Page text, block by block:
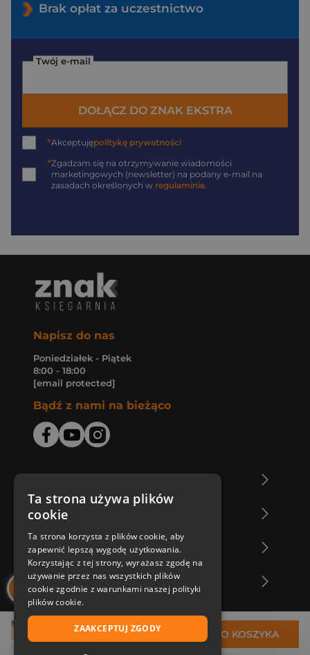
260,00 zł DO KOSZYKA
Brak opłat za uczestnictwo
Twój e-mail
DOŁĄCZ DO ZNAK EKSTRA
*Akceptujępolitykę prywatności
*Zgadzam się na otrzymywanie wiadomości
marketingowych (newsletter) na podany e-mail na
zasadach określonych w regulaminie
Napisz do nas
Poniedziałek - Piątek
8:00 - 18:00
[email protected]
Bądź z nami na bieżąco
Zakupy u nas
Nasza oferta
Nasi autorzy
Ta strona używa plików
cookie
Ta strona korzysta z plików cookie, aby
zapewnić lepszą wygodę użytkowania.
Korzystając z tej strony, wyrażasz zgodę na
używanie przez nas wszystkich plików
cookie zgodnie z warunkami naszej polityki
plików cookie.
ZAAKCEPTUJ ZGODY